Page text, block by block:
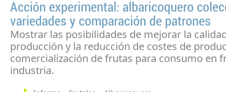
Acción experimental: albaricoquero
variedades y comparación de patrones
Mostrar las posibilidades de mejorar la
producción y la reducción de costes de
comercialización de frutas para consumo en
industria.